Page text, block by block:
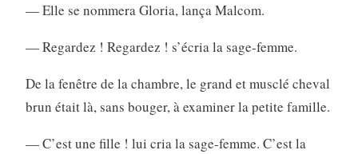
— Elle se nommera Gloria, lança Malcom.
— Regardez ! Regardez ! s’écria la sage-femme.
De la fenêtre de la chambre, le grand et musclé cheval
brun était là, sans bouger, à examiner la petite famille.
— C’est une fille ! lui cria la sage-femme. C’est la